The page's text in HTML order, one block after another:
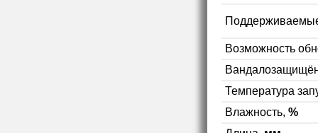
Возможность
Температура
Влажность, %